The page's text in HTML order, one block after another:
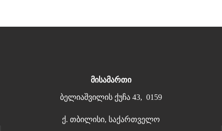
მისამართი
ბელიაშვილის ქუჩა 43, 0159
ქ. თბილისი, საქართველო